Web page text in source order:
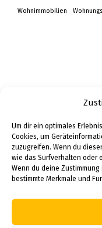
Um dir ein optimales
Cookies, um
zuzugreifen. Wenn du
wie das Surfverhalten oder
Wenn du deine
bestimmte Merkmale und
Wohnimmobilien
IMPRESSUM
PINTEREST